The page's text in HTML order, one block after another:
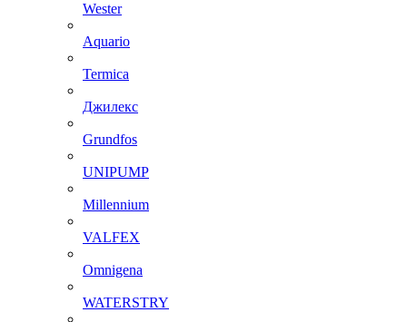
Wester
Aquario
Termica
Джилекс
Grundfos
UNIPUMP
Millennium
VALFEX
Omnigena
WATERSTRY